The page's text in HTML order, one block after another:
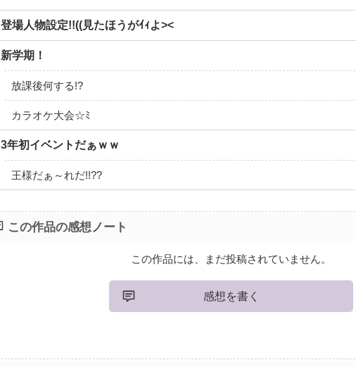
登場人物設定!!((見たほうがｲｨよ><
新学期！
放課後何する!?
カラオケ大会☆ﾐ
3年初イベントだぁｗｗ
王様だぁ～れだ!!??
この作品の感想ノート
この作品には、まだ投稿されていません。
感想を書く